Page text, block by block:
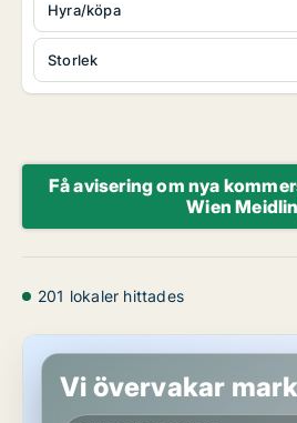
Hyra/köpa
Storlek
Få avisering om nya
Wien
201 lokaler hittades
Lokaler i Wien Meidling, Wien
Vi övervakar